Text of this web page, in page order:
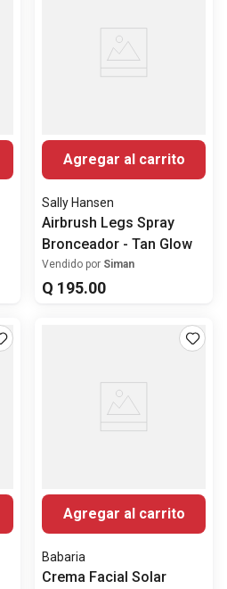
Agregar al carrito
Sally Hansen
Airbrush Legs Spray
Bronceador - Tan Glow
Vendido por Siman
Q 195.00
Agregar al carrito
Babaria
Crema Facial Solar